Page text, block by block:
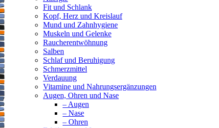
Fit und Schlank
Kopf, Herz und Kreislauf
Mund und Zahnhygiene
Muskeln und Gelenke
Raucherentwöhnung
Salben
Schlaf und Beruhigung
Schmerzmittel
Verdauung
Vitamine und Nahrungsergänzungen
Augen, Ohren und Nase
– Augen
– Nase
– Ohren